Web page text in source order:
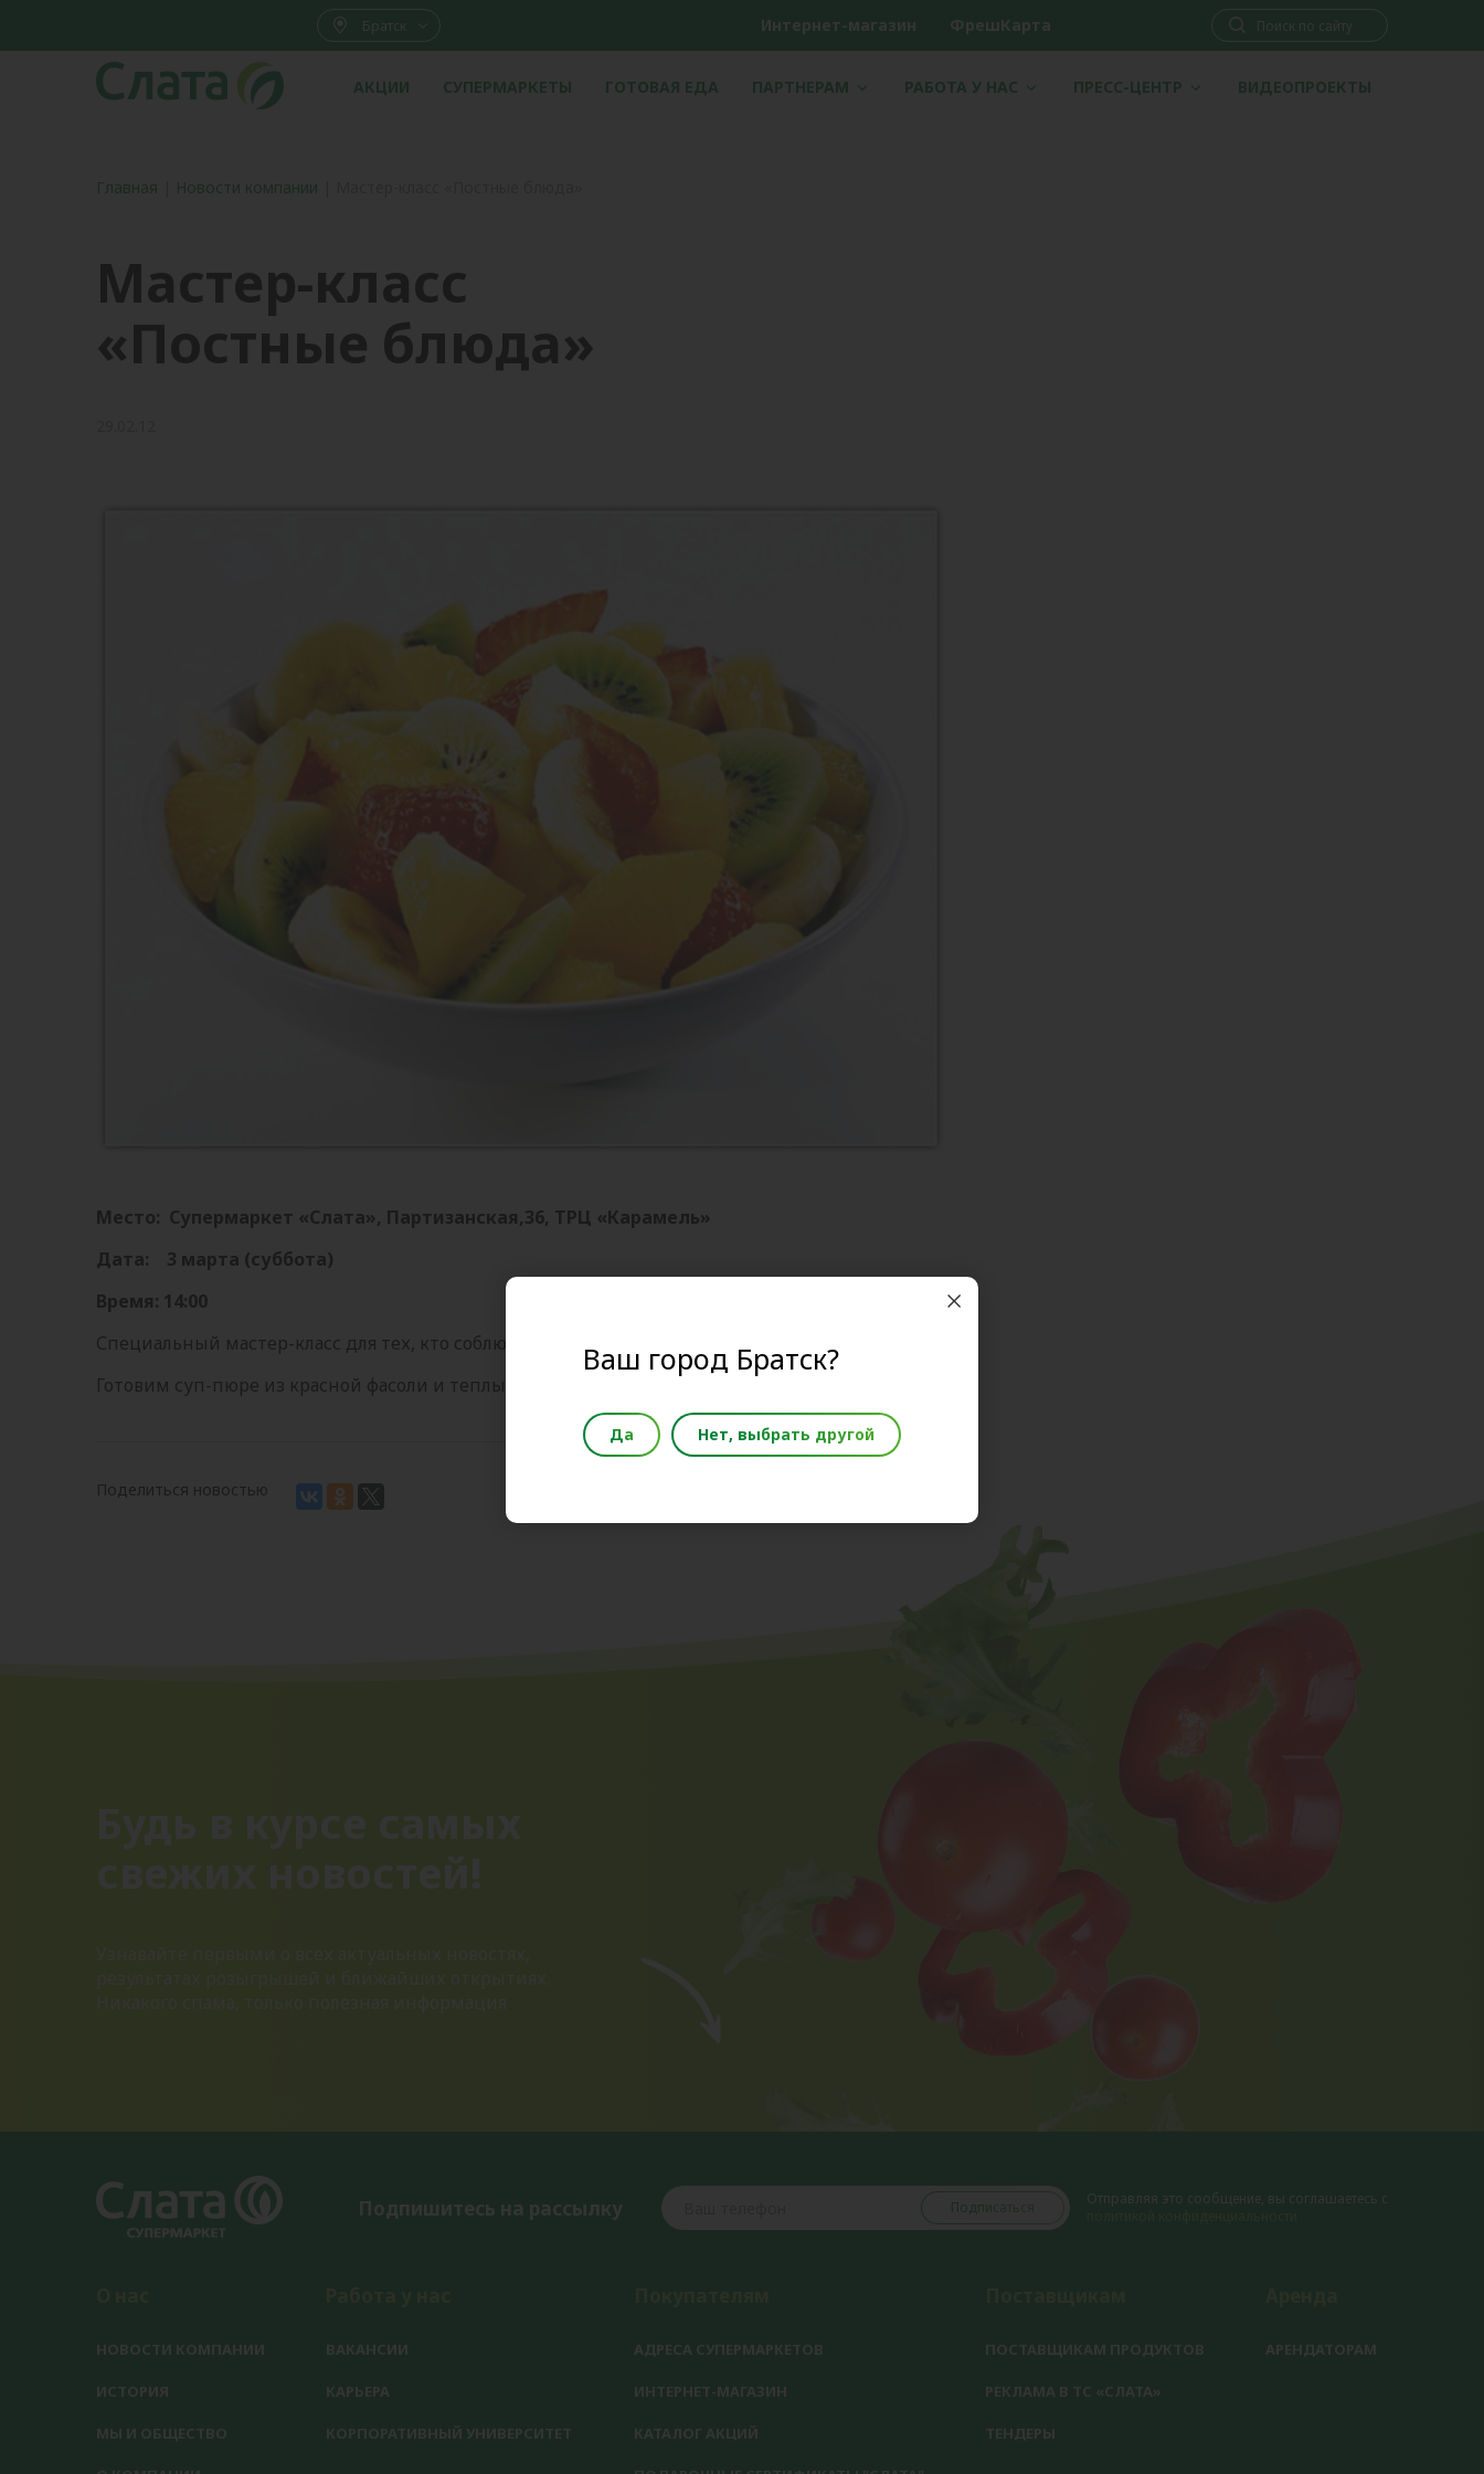
Братск Интернет-магазин ФрешКарта
АКЦИИ СУПЕРМАРКЕТЫ ГОТОВАЯ ЕДА ПАРТНЕРАМ РАБОТА У НАС ПРЕСС-ЦЕНТР ВИДЕОПРОЕКТЫ
Главная Новости компании
Мастер-класс
«Постные блюда»
Место: Супермаркет «Слата», Партизанская,36, ТРЦ «Карамель»
Дата: 3 марта (суббота)
Время: 14:00
Специальный мастер-класс для тех, кто соблюдает Великий пост!
Готовим суп-пюре из красной фасоли и теплый фруктовый салат на десерт!
Поделиться новостью
Подпишитесь на рассылку Подписаться
Отправляя это сообщение, вы соглашаетесь с
НОВОСТИ КОМПАНИИ
ИСТОРИЯ
МЫ И ОБЩЕСТВО
ВАКАНСИИ
КАРЬЕРА
КОРПОРАТИВНЫЙ УНИВЕРСИТЕТ
АДРЕСА СУПЕРМАРКЕТОВ
ИНТЕРНЕТ-МАГАЗИН
КАТАЛОГ АКЦИЙ
ПОСТАВЩИКАМ ПРОДУКТОВ
РЕКЛАМА В ТС «СЛАТА»
ТЕНДЕРЫ
АРЕНДАТОРАМ
Ваш город Братск?
Да Нет, выбрать другой